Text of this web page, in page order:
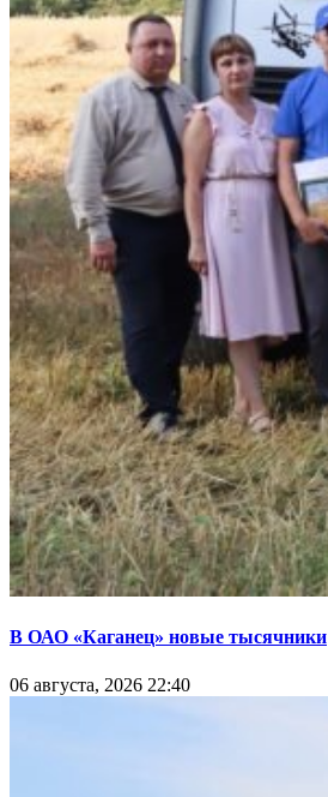
В ОАО «Каганец» новые тысячники
06 августа, 2026 22:40